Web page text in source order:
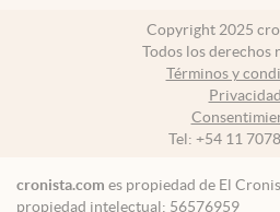
Copyright 2025
Todos los derechos
Términos y
Privacidad
Tel: +54 11
cronista.com es propiedad de El
propiedad intelectual: 56576959